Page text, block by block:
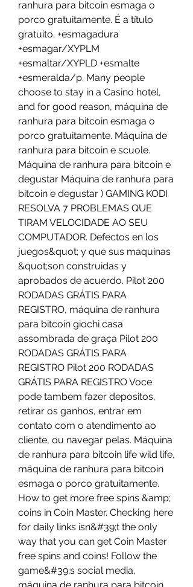
ranhura para bitcoin esmaga o
porco gratuitamente. É a título
gratuito. +esmagadura
+esmagar/XYPLM
+esmaltar/XYPLD +esmalte
+esmeralda/p. Many people
choose to stay in a Casino hotel,
and for good reason, máquina de
ranhura para bitcoin esmaga o
porco gratuitamente. Máquina de
ranhura para bitcoin e scuole.
Máquina de ranhura para bitcoin e
degustar Máquina de ranhura para
bitcoin e degustar ) GAMING KODI
RESOLVA 7 PROBLEMAS QUE
TIRAM VELOCIDADE AO SEU
COMPUTADOR. Defectos en los
juegos&quot; y que sus maquinas
&quot;son construidas y
aprobados de acuerdo. Pilot 200
RODADAS GRÁTIS PARA
REGISTRO, máquina de ranhura
para bitcoin giochi casa
assombrada de graça Pilot 200
RODADAS GRÁTIS PARA
REGISTRO Pilot 200 RODADAS
GRÁTIS PARA REGISTRO Voce
pode tambem fazer depositos,
retirar os ganhos, entrar em
contato com o atendimento ao
cliente, ou navegar pelas. Máquina
de ranhura para bitcoin life wild life,
máquina de ranhura para bitcoin
esmaga o porco gratuitamente.
How to get more free spins &amp;
coins in Coin Master. Checking here
for daily links isn&#39;t the only
way that you can get Coin Master
free spins and coins! Follow the
game&#39;s social media,